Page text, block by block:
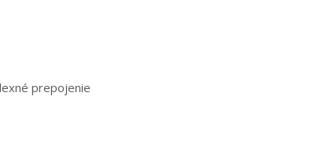
prepojenie